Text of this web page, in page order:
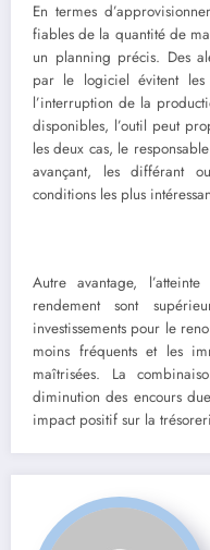
En termes
fiables de la quantité de
un planning précis. Des
par le logiciel évitent les
l’interruption de la
disponibles, l’outil peut
les deux cas, le
avançant, les différant
conditions les plus
Autre avantage,
rendement sont
investissements pour le
moins fréquents et les
maîtrisées. La
diminution des encours
impact positif sur la